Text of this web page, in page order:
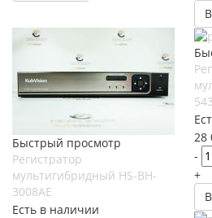
Быстрый просмотр
Регистратор
мультигибридный HS-BH-
3008AE
Есть в наличии
28
-
+